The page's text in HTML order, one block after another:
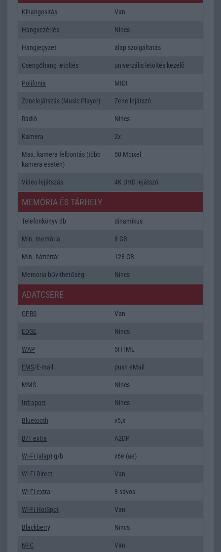
Kihangositás Van
Hangvezérlés Nincs
Hangjegyzet alap szolgáltatás
Csengőhang letöltés univerzális letöltés kezelõ
Polifonia MIDI
Zenelejátszás (Music Player) Zene lejátszó
Rádió Nincs
Kamera 2x
Max. kamera felbontás (több
kamera esetén)
50 Mpixel
Video lejátszás 4K UHD lejátszó
MEMÓRIA ÉS TÁRHELY
Telefonkönyv db dinamikus
Min. memória 8 GB
Min. háttértár 128 GB
Memória bővíthetőség Nincs
ADATCSERE
GPRS Van
EDGE Nincs
WAP 5HTML
EMS/E-mail push eMail
MMS Nincs
Infraport Nincs
Bluetooth v5,x
B/T extra A2DP
Wi-Fi (alap) g/b v6e (ae)
Wi-Fi Direct Van
Wi-Fi extra 3 sávos
Wi-Fi HotSpot Van
Blackberry Nincs
NFC Van